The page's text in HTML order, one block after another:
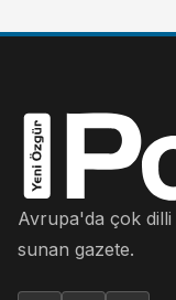
Avrupa'da çok dilli
sunan gazete.